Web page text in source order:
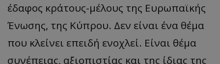
έδαφος κράτους-μέλους της Ευρωπαϊκής
Ένωσης, της Κύπρου. Δεν είναι ένα θέμα
που κλείνει επειδή ενοχλεί. Είναι θέμα
συνέπειας, αξιοπιστίας και της ίδιας της